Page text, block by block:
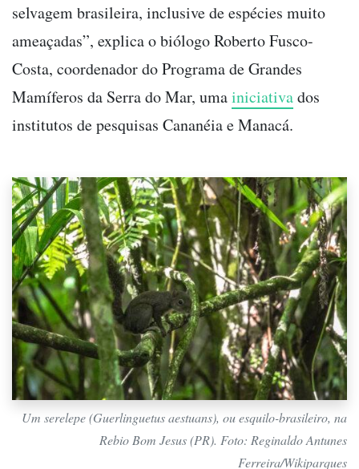
selvagem brasileira, inclusive de espécies muito
ameaçadas”, explica o biólogo Roberto Fusco-
Costa, coordenador do Programa de Grandes
Mamíferos da Serra do Mar, umainiciativados
institutos de pesquisas Cananéia e Manacá.
Um serelepe (Guerlinguetus aestuans), ou esquilo-brasileiro, na
Rebio Bom Jesus (PR). Foto: Reginaldo Antunes
Ferreira/Wikiparques